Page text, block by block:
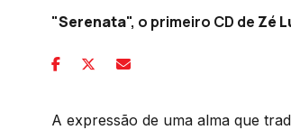
"Serenata", o primeiro CD de Zé
A expressão de uma alma que